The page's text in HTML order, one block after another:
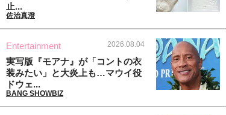
止...
佐治真澄
Entertainment 2026.08.04
実写版『モアナ』が「コントの衣
装みたい」と大炎上も…マウイ役
ドウェ...
BANG SHOWBIZ